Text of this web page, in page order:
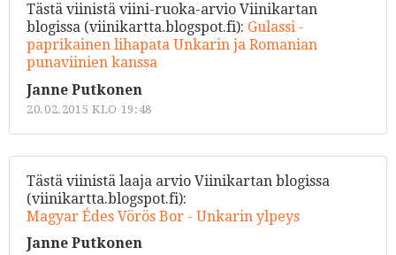
Tästä viinistä viini-ruoka-arvio Viinikartan
blogissa (viinikartta.blogspot.fi): Gulassi -
paprikainen lihapata Unkarin ja Romanian
punaviinien kanssa
Janne Putkonen
20.02.2015 KLO 19:48
Tästä viinistä laaja arvio Viinikartan blogissa
(viinikartta.blogspot.fi):
Magyar Édes Vörös Bor - Unkarin ylpeys
Janne Putkonen